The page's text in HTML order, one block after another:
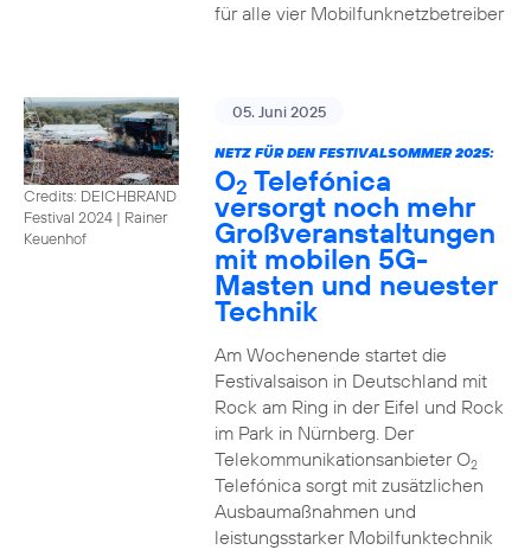
für alle vier Mobilfunknetzbetreiber
Credits: DEICHBRAND
Festival 2024 | Rainer
Keuenhof
05. Juni 2025
NETZ FÜR DEN FESTIVALSOMMER 2025:
O2 Telefónica
versorgt noch mehr
Großveranstaltungen
mit mobilen 5G-
Masten und neuester
Technik
Am Wochenende startet die
Festivalsaison in Deutschland mit
Rock am Ring in der Eifel und Rock
im Park in Nürnberg. Der
Telekommunikationsanbieter O2
Telefónica sorgt mit zusätzlichen
Ausbaumaßnahmen und
leistungsstarker Mobilfunktechnik